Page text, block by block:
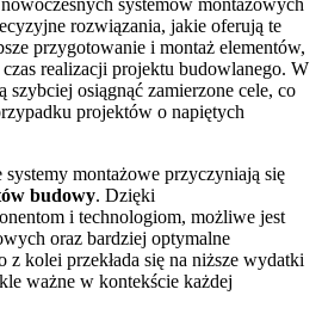
rozwiązania, jakie oferują te
przygotowanie i montaż elementów,
realizacji projektu budowlanego. W
szybciej osiągnąć zamierzone cele, co
projektów o napiętych
systemy montażowe przyczyniają się
budowy. Dzięki
i technologiom, możliwe jest
oraz bardziej optymalne
z kolei przekłada się na niższe wydatki
ważne w kontekście każdej